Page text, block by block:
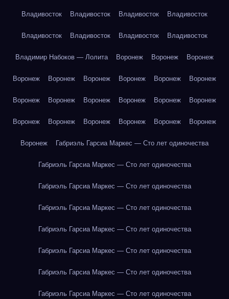
Владивосток Владивосток Владивосток Владивосток
Владивосток Владивосток Владивосток Владивосток
Владимир Набоков — Лолита Воронеж Воронеж Воронеж
Воронеж Воронеж Воронеж Воронеж Воронеж Воронеж
Воронеж Воронеж Воронеж Воронеж Воронеж Воронеж
Воронеж Воронеж Воронеж Воронеж Воронеж Воронеж
Воронеж Габриэль Гарсиа Маркес — Сто лет одиночества
Габриэль Гарсиа Маркес — Сто лет одиночества
Габриэль Гарсиа Маркес — Сто лет одиночества
Габриэль Гарсиа Маркес — Сто лет одиночества
Габриэль Гарсиа Маркес — Сто лет одиночества
Габриэль Гарсиа Маркес — Сто лет одиночества
Габриэль Гарсиа Маркес — Сто лет одиночества
Габриэль Гарсиа Маркес — Сто лет одиночества